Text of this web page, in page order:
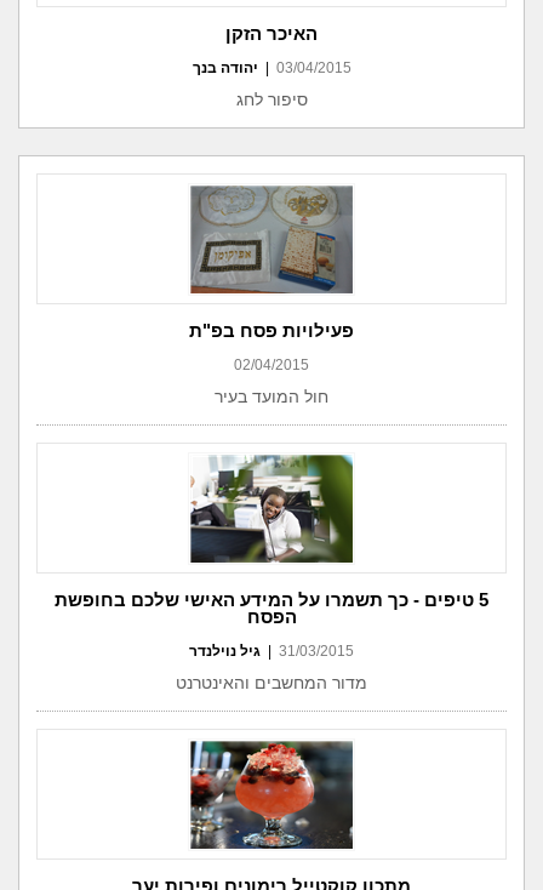
האיכר הזקן
03/04/2015 יהודה בנך
סיפור לחג
פעילויות פסח בפ"ת
02/04/2015
חול המועד בעיר
5 טיפים - כך תשמרו על המידע האישי שלכם בחופשת
הפסח
31/03/2015 גיל נוילנדר
מדור המחשבים והאינטרנט
מתכון קוקטייל רימונים ופירות יער